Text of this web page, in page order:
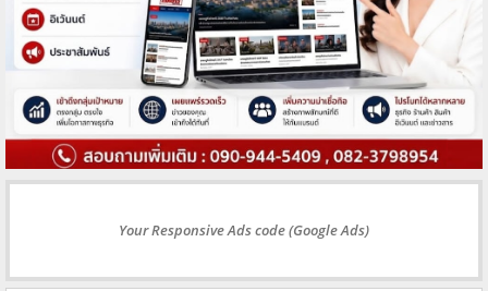
Your Responsive Ads code (Google Ads)